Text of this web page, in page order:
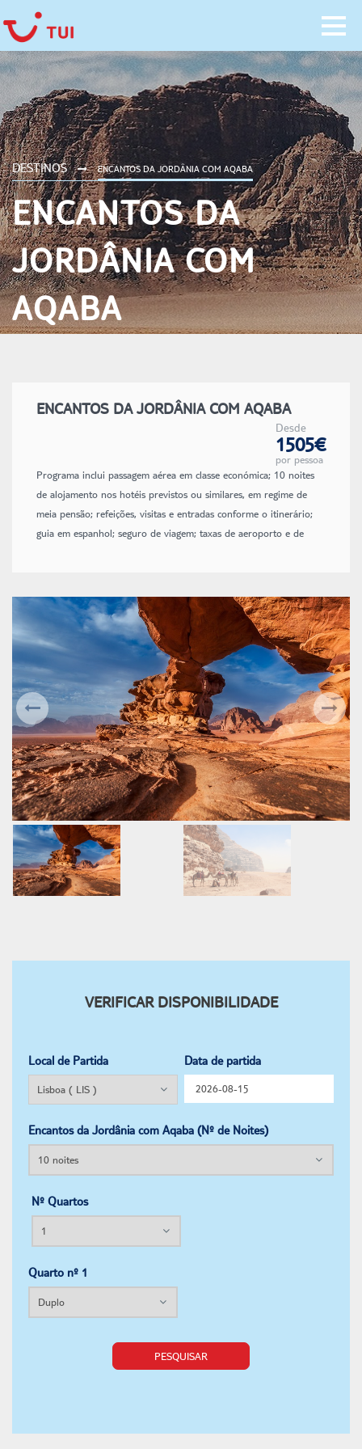
DESTINOS ENCANTOS DA JORDÂNIA COM AQABA
ENCANTOS DA
JORDÂNIA COM
AQABA
ENCANTOS DA JORDÂNIA COM AQABA
Desde
1505€
por pessoa
Programa inclui passagem aérea em classe económica; 10 noites
de alojamento nos hotéis previstos ou similares, em regime de
meia pensão; refeições, visitas e entradas conforme o itinerário;
guia em espanhol; seguro de viagem; taxas de aeroporto e de
VERIFICAR DISPONIBILIDADE
Local de Partida Data de partida
Encantos da Jordânia com Aqaba (Nº de Noites)
Nº Quartos
Quarto nº 1
PESQUISAR